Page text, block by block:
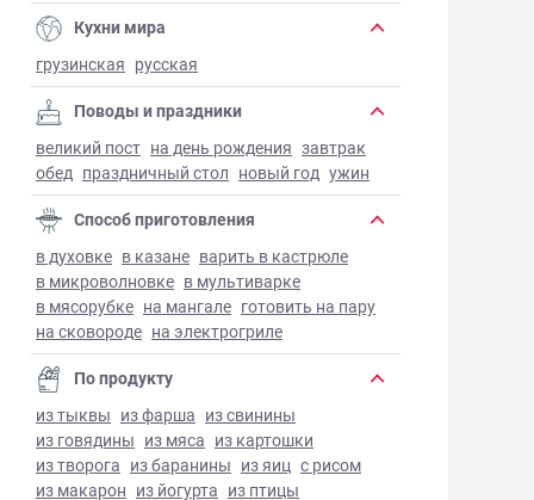
Кухни мира
грузинская русская
Поводы и праздники
великий пост на день рождения завтрак
обед праздничный стол новый год ужин
Способ приготовления
в духовке в казане варить в кастрюле
в микроволновке в мультиварке
в мясорубке на мангале готовить на пару
на сковороде на электрогриле
По продукту
из тыквы из фарша из свинины
из говядины из мяса из картошки
из творога из баранины из яиц с рисом
из макарон из йогурта из птицы